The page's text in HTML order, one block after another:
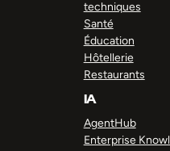
techniques
Santé
Éducation
Hôtellerie
Restaurants
IA
AgentHub
Enterprise